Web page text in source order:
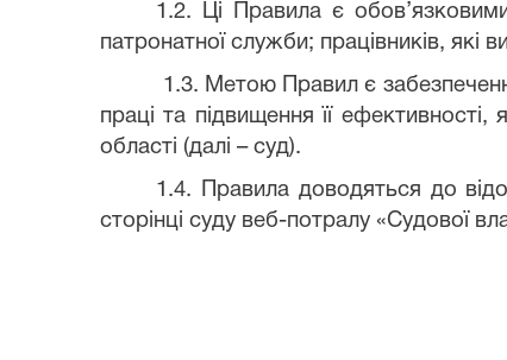
1.2. Ці Правила є
патронатної служби; працівників, які
1.3. Метою Правил є
праці та підвищення її
області (далі – суд).
1.4. Правила доводяться до
сторінці суду веб-потралу «Судової